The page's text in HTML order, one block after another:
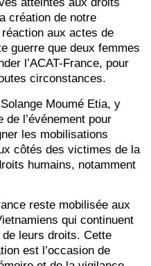
création de notre
aux actes de
guerre que deux femmes
l’ACAT-France, pour
circonstances.
Moumé Etia, y
l’événement pour
les mobilisations
côtés des victimes de la
humains, notamment
reste mobilisée aux
qui continuent
leurs droits. Cette
est l’occasion de